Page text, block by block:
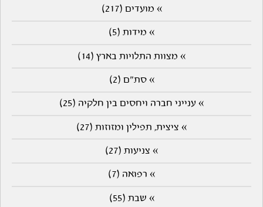
» מועדים (217)
» מידות (5)
» מצוות התלויות בארץ (14)
» סת"ם (2)
» ענייני חברה ויחסים בין חלקיה (25)
» ציצית, תפילין ומזוזות (27)
» צניעות (27)
» רפואה (7)
» שבת (55)